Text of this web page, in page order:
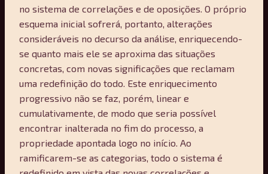
no sistema de correlações e de oposições. O próprio
esquema inicial sofrerá, portanto, alterações
consideráveis no decurso da análise, enriquecendo-
se quanto mais ele se aproxima das situações
concretas, com novas significações que reclamam
uma redefinição do todo. Este enriquecimento
progressivo não se faz, porém, linear e
cumulativamente, de modo que seria possível
encontrar inalterada no fim do processo, a
propriedade apontada logo no início. Ao
ramificarem-se as categorias, todo o sistema é